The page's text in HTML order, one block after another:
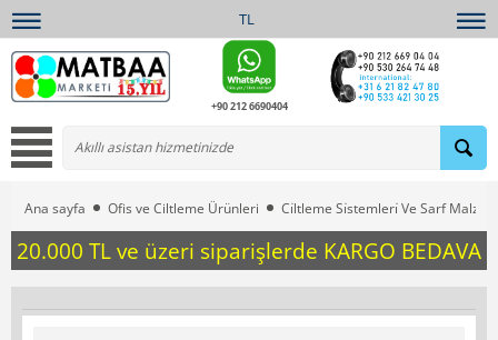
TL
+90 212 6690404
Ana sayfa Ofis ve Ciltleme Ürünleri Ci̇ltleme Si̇stemleri̇ Ve Sarf
20.000 TL ve üzeri siparişlerde KARGO BEDAVA